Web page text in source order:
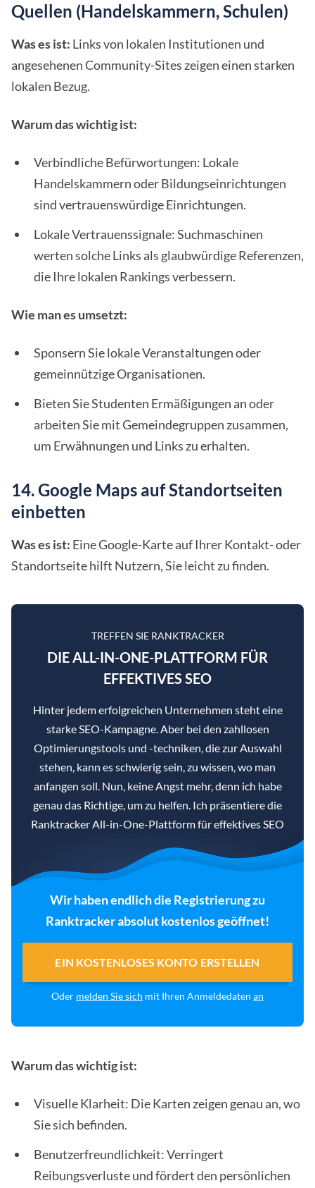
Quellen (Handelskammern, Schulen)
Was es ist: Links von lokalen Institutionen und
angesehenen Community-Sites zeigen einen starken
lokalen Bezug.
Warum das wichtig ist:
Verbindliche Befürwortungen: Lokale
Handelskammern oder Bildungseinrichtungen
sind vertrauenswürdige Einrichtungen.
Lokale Vertrauenssignale: Suchmaschinen
werten solche Links als glaubwürdige Referenzen,
die Ihre lokalen Rankings verbessern.
Wie man es umsetzt:
Sponsern Sie lokale Veranstaltungen oder
gemeinnützige Organisationen.
Bieten Sie Studenten Ermäßigungen an oder
arbeiten Sie mit Gemeindegruppen zusammen,
um Erwähnungen und Links zu erhalten.
14. Google Maps auf Standortseiten
einbetten
Was es ist: Eine Google-Karte auf Ihrer Kontakt- oder
Standortseite hilft Nutzern, Sie leicht zu finden.
TREFFEN SIE RANKTRACKER
DIE ALL-IN-ONE-PLATTFORM FÜR
EFFEKTIVES SEO
Hinter jedem erfolgreichen Unternehmen steht eine
starke SEO-Kampagne. Aber bei den zahllosen
Optimierungstools und -techniken, die zur Auswahl
stehen, kann es schwierig sein, zu wissen, wo man
anfangen soll. Nun, keine Angst mehr, denn ich habe
genau das Richtige, um zu helfen. Ich präsentiere die
Ranktracker All-in-One-Plattform für effektives SEO
Wir haben endlich die Registrierung zu
Ranktracker absolut kostenlos geöffnet!
EIN KOSTENLOSES KONTO ERSTELLEN
Oder melden Sie sich mit Ihren Anmeldedaten an
Warum das wichtig ist:
Visuelle Klarheit: Die Karten zeigen genau an, wo
Sie sich befinden.
Benutzerfreundlichkeit: Verringert
Reibungsverluste und fördert den persönlichen